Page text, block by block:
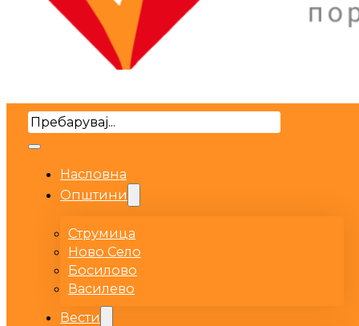
Search
Насловна
Општини
Струмица
Ново Село
Босилово
Василево
Вести